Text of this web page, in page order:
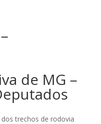
de MG –
trechos de rodovia